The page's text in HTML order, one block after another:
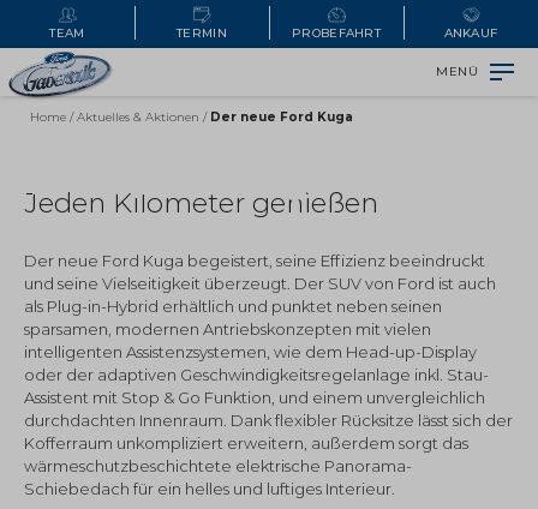
TEAM TERMIN PROBEFAHRT ANKAUF
MENÜ
Home /Aktuelles & Aktionen / Der neue Ford Kuga
Der neue Ford Kuga
Jeden Kilometer genießen
Der neue Ford Kuga begeistert, seine Effizienz beeindruckt
und seine Vielseitigkeit überzeugt. Der SUV von Ford ist auch
als Plug-in-Hybrid erhältlich und punktet neben seinen
sparsamen, modernen Antriebskonzepten mit vielen
intelligenten Assistenzsystemen, wie dem Head-up-Display
oder der adaptiven Geschwindigkeitsregelanlage inkl. Stau-
Assistent mit Stop & Go Funktion, und einem unvergleichlich
durchdachten Innenraum. Dank flexibler Rücksitze lässt sich der
Kofferraum unkompliziert erweitern, außerdem sorgt das
wärmeschutzbeschichtete elektrische Panorama-
Schiebedach für ein helles und luftiges Interieur.